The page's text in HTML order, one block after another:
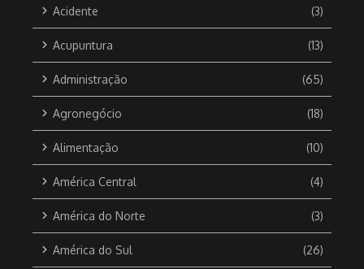
Acidente (3)
Acupuntura (13)
Administração (65)
Agronegócio (18)
Alimentação (10)
América Central (4)
América do Norte (3)
América do Sul (26)